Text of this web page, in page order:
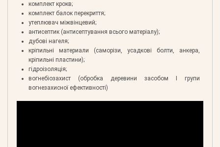
комплект крокв;
комплект балок перекриття;
утеплювач міжвінцевий;
антисептик (антисептування всього матеріалу);
дубові нагеля;
кріпильні материали (саморізи, усадкові болти, анкера,
кріпильні пластини);
гідроізоляція;
вогнебіозахист (обробка деревини засобом І групи
вогнезахисної ефективності)